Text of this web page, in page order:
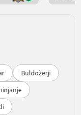
Buldožerji